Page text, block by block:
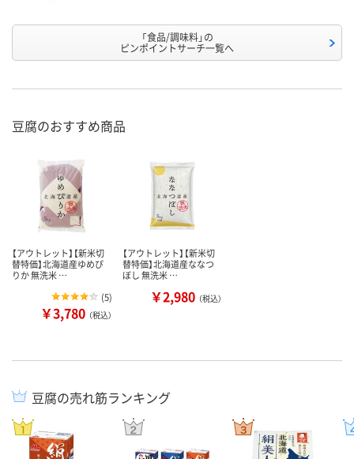
「食品/調味料」の
ピンポイントサーチ一覧へ
豆腐のおすすめ商品
【アウトレット】【新米切
替特価】北海道産ゆめぴ
りか 無洗米 …
(5)
￥3,780 （税込）
【アウトレット】【新米切
替特価】北海道産ななつ
ぼし 無洗米 …
￥2,980 （税込）
豆腐の売れ筋ランキング